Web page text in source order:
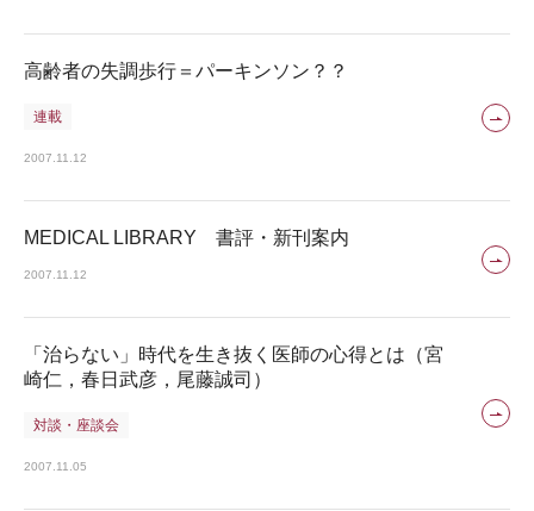
高齢者の失調歩行＝パーキンソン？？
連載
2007.11.12
MEDICAL LIBRARY 書評・新刊案内
2007.11.12
「治らない」時代を生き抜く医師の心得とは（宮
崎仁，春日武彦，尾藤誠司）
対談・座談会
2007.11.05